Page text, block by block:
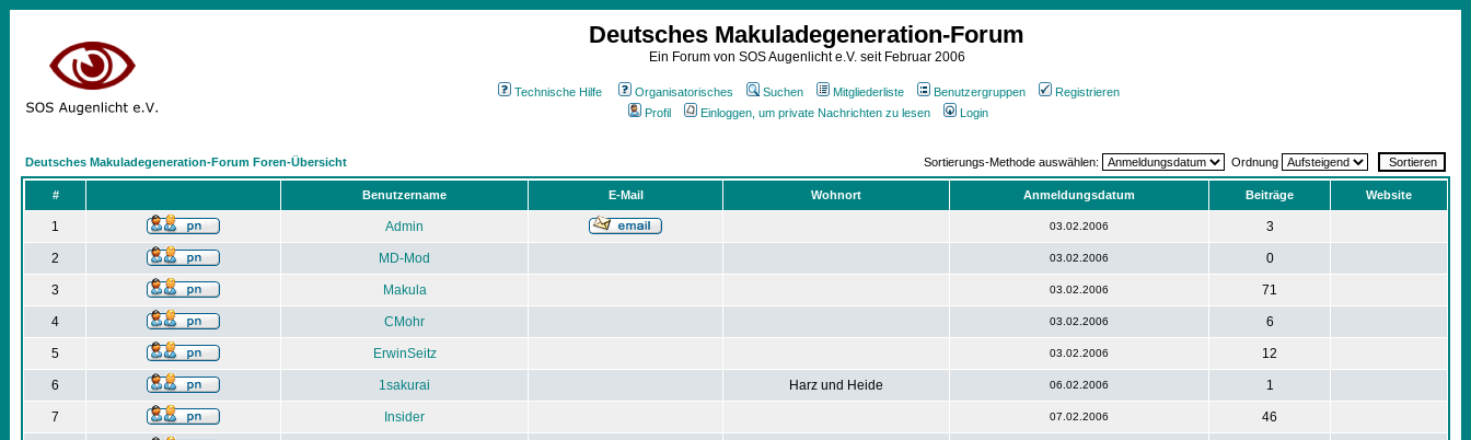
Deutsches Makuladegeneration-Forum
Ein Forum von SOS Augenlicht e.V. seit Februar 2006
Technische Hilfe Organisatorisches Suchen Mitgliederliste Benutzergruppen
Registrieren
Profil
Einloggen, um private Nachrichten zu lesen Login
Deutsches Makuladegeneration-Forum Foren-Übersicht Sortierungs-Methode auswählen: Ordnung
# Benutzername E-Mail Wohnort Anmeldungsdatum Beiträge Website
1 Admin 03.02.2006 3
2 MD-Mod 03.02.2006 0
3 Makula 03.02.2006 71
4 CMohr 03.02.2006 6
5 ErwinSeitz 03.02.2006 12
6 1sakurai Harz und Heide 06.02.2006 1
7 Insider 07.02.2006 46